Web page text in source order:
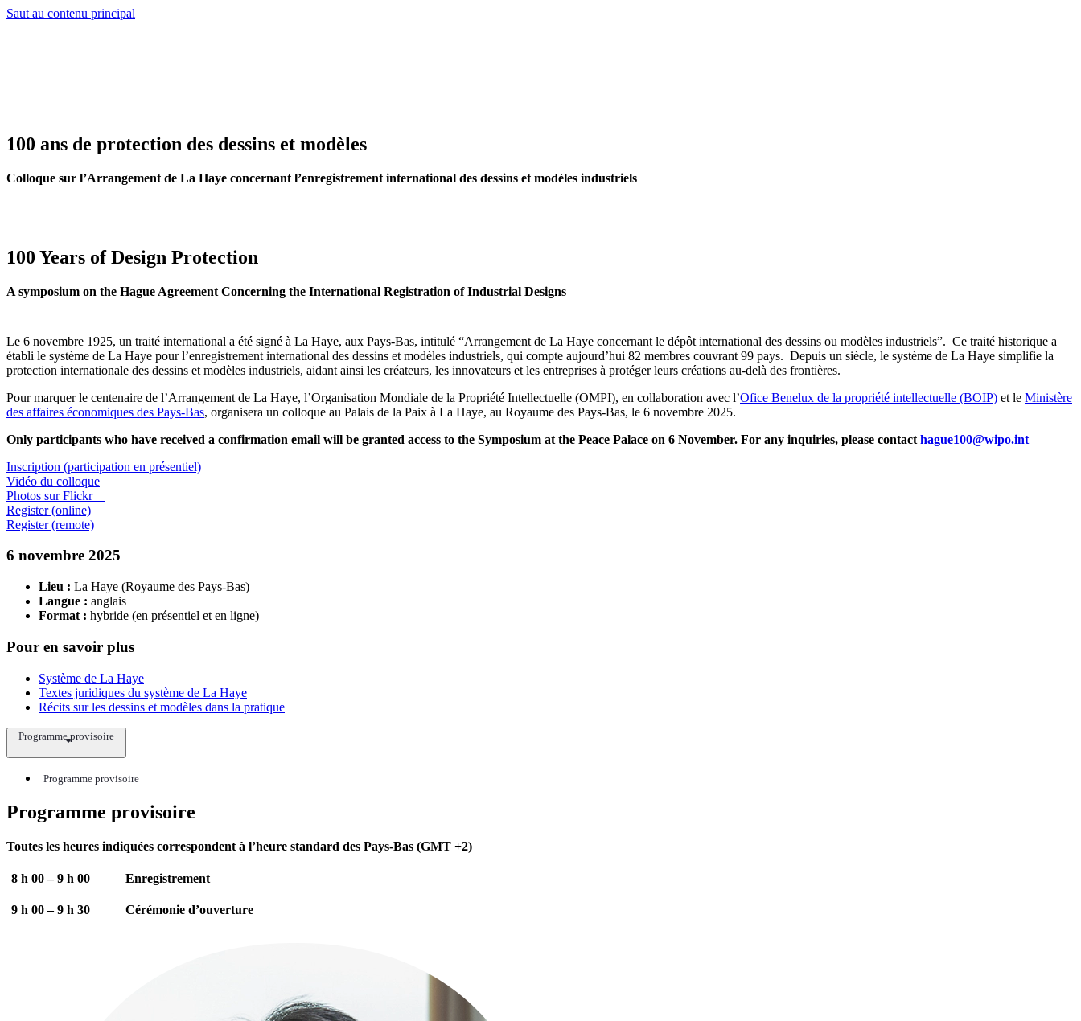
Saut au contenu principal
100 ans de protection des dessins et modèles
Colloque sur l’Arrangement de La Haye concernant l’enregistrement international des dessins et modèles industriels
100 Years of Design Protection
A symposium on the Hague Agreement Concerning the International Registration of Industrial Designs
Le 6 novembre 1925, un traité international a été signé à La Haye, aux Pays-Bas, intitulé “Arrangement de La Haye concernant le dépôt international des dessins ou modèles industriels”. Ce traité historique a
établi le système de La Haye pour l’enregistrement international des dessins et modèles industriels, qui compte aujourd’hui 82 membres couvrant 99 pays. Depuis un siècle, le système de La Haye simplifie la
protection internationale des dessins et modèles industriels, aidant ainsi les créateurs, les innovateurs et les entreprises à protéger leurs créations au-delà des frontières.
Pour marquer le centenaire de l’Arrangement de La Haye, l’Organisation Mondiale de la Propriété Intellectuelle (OMPI), en collaboration avec l’Ofice Benelux de la propriété intellectuelle (BOIP) et le Ministère
des affaires économiques des Pays-Bas, organisera un colloque au Palais de la Paix à La Haye, au Royaume des Pays-Bas, le 6 novembre 2025.
Only participants who have received a confirmation email will be granted access to the Symposium at the Peace Palace on 6 November. For any inquiries, please contact hague100@wipo.int
Inscription (participation en présentiel)
Vidéo du colloque
Photos sur Flickr
Register (online)
Register (remote)
6 novembre 2025
Lieu : La Haye (Royaume des Pays-Bas)
Langue : anglais
Format : hybride (en présentiel et en ligne)
Pour en savoir plus
Système de La Haye
Textes juridiques du système de La Haye
Récits sur les dessins et modèles dans la pratique
Programme provisoire
Programme provisoire
Programme provisoire
Toutes les heures indiquées correspondent à l’heure standard des Pays-Bas (GMT +2)
8 h 00 – 9 h 00 Enregistrement
9 h 00 – 9 h 30 Cérémonie d’ouverture